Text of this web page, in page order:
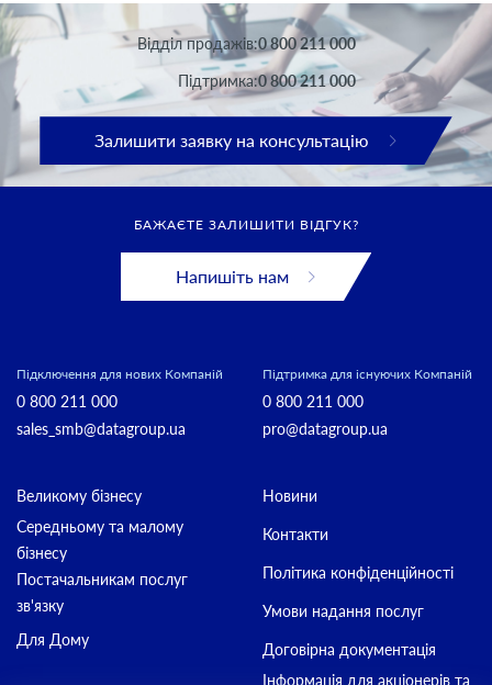
Вiддiл продажів:0 800 211 000
Підтримка:0 800 211 000
Залишити заявку на консультацію
БАЖАЄТЕ ЗАЛИШИТИ ВІДГУК?
Напишіть нам
Підключення для нових Компаній
0 800 211 000
sales_smb@datagroup.ua
Підтримка для існуючих Компаній
0 800 211 000
pro@datagroup.ua
Великому бізнесу
Середньому та малому
бізнесу
Постачальникам послуг
зв'язку
Для Дому
Новини
Контакти
Політика конфіденційності
Умови надання послуг
Договірна документація
Інформація для акціонерів та